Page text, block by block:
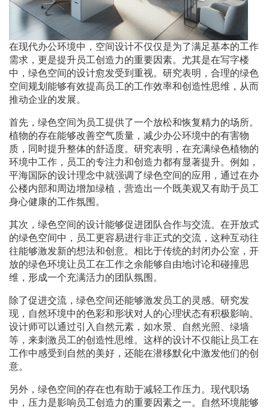
在现代办公环境中，空间设计不仅仅是为了满足基本的工作
需求，更是提升员工创造力的重要因素。尤其是在写字楼
中，绿色空间的设计愈发受到重视。研究表明，合理的绿色
空间规划能够有效提高员工的工作效率和创造性思维，从而
推动企业的发展。
首先，绿色空间为员工提供了一个放松和恢复精力的场所。
植物的存在能够改善空气质量，减少办公环境中的有害物
质，同时提升整体的舒适度。研究表明，在充满绿色植物的
环境中工作，员工的专注力和创造力都有显著提升。例如，
平海国际的设计理念中就强调了绿色空间的应用，通过在办
公楼内部和周边增加绿植，营造出一个既美观又有助于员工
身心健康的工作氛围。
其次，绿色空间的设计能够促进团队合作与交流。在开放式
的绿色空间中，员工更容易进行非正式的交流，这种互动往
往能够激发新的想法和创意。相比于传统的封闭办公室，开
放的绿色环境让员工在工作之余能够自由地讨论和碰撞思
维，形成一个充满活力的团队氛围。
除了促进交流，绿色空间还能够激发员工的灵感。研究发
现，自然环境中的色彩和形状对人的心理状态有积极影响。
设计师可以通过引入自然元素，如水景、自然光照、绿墙
等，来刺激员工的创造性思维。这样的设计不仅能让员工在
工作中感受到自然的美好，还能在潜移默化中激发他们的创
意。
另外，绿色空间的存在也有助于减轻工作压力。现代职场
中，压力是影响员工创造力的重要因素之一。自然环境能够